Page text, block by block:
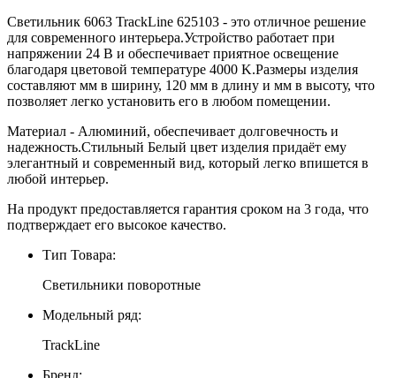
Светильник 6063 TrackLine 625103 - это отличное решение
для современного интерьера.Устройство работает при
напряжении 24 В и обеспечивает приятное освещение
благодаря цветовой температуре 4000 K.Размеры изделия
составляют мм в ширину, 120 мм в длину и мм в высоту, что
позволяет легко установить его в любом помещении.
Материал - Алюминий, обеспечивает долговечность и
надежность.Стильный Белый цвет изделия придаёт ему
элегантный и современный вид, который легко впишется в
любой интерьер.
На продукт предоставляется гарантия сроком на 3 года, что
подтверждает его высокое качество.
Тип Товара:
Светильники поворотные
Модельный ряд:
TrackLine
Бренд: